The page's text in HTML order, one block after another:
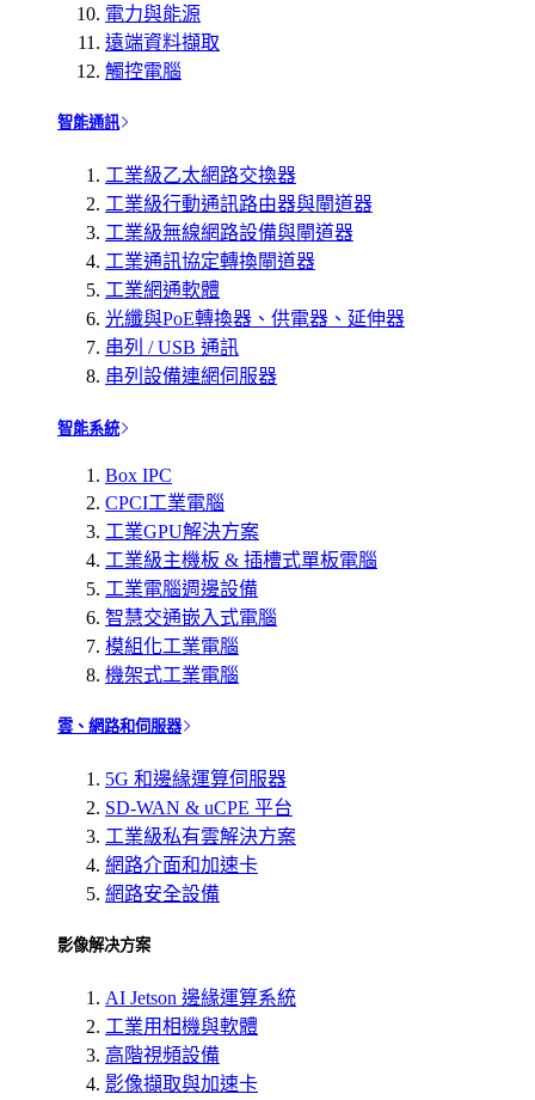
電力與能源
遠端資料擷取
觸控電腦
智能通訊
工業級乙太網路交換器
工業級行動通訊路由器與閘道器
工業級無線網路設備與閘道器
工業通訊協定轉換閘道器
工業網通軟體
光纖與PoE轉換器、供電器、延伸器
串列 / USB 通訊
串列設備連網伺服器
智能系統
Box IPC
CPCI工業電腦
工業GPU解決方案
工業級主機板 & 插槽式單板電腦
工業電腦週邊設備
智慧交通嵌入式電腦
模組化工業電腦
機架式工業電腦
雲、網路和伺服器
5G 和邊緣運算伺服器
SD-WAN & uCPE 平台
工業級私有雲解決方案
網路介面和加速卡
網路安全設備
影像解决方案
AI Jetson 邊緣運算系統
工業用相機與軟體
高階視頻設備
影像擷取與加速卡